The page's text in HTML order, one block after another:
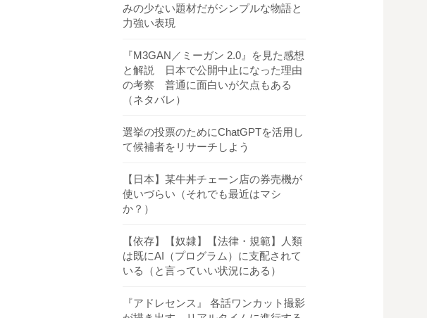
みの少ない題材だがシンプルな物語と
力強い表現
『M3GAN／ミーガン 2.0』を見た感想
と解説 日本で公開中止になった理由
の考察 普通に面白いが欠点もある
（ネタバレ）
選挙の投票のためにChatGPTを活用し
て候補者をリサーチしよう
【日本】某牛丼チェーン店の券売機が
使いづらい（それでも最近はマシ
か？）
【依存】【奴隷】【法律・規範】人類
は既にAI（プログラム）に支配されて
いる（と言っていい状況にある）
『アドレセンス』 各話ワンカット撮影